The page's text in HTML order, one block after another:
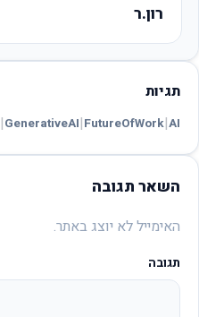
רון.ר
תגיות
AI
|
FutureOfWork
|
GenerativeAI
|
השאר תגובה
האימייל לא יוצג באתר.
תגובה